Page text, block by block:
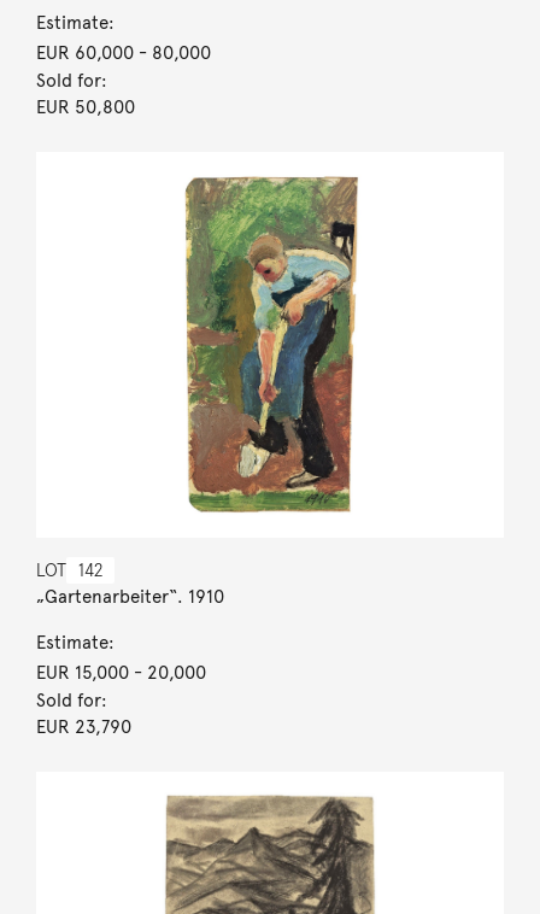
Estimate:
EUR 60,000- 80,000
Sold for:
EUR 50,800
LOT 142
„Gartenarbeiter“. 1910
Estimate:
EUR 15,000- 20,000
Sold for:
EUR 23,790